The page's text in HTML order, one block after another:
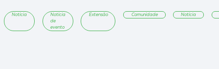
Notícia
Notícia
de
evento
Extensão Comunidade Notícia